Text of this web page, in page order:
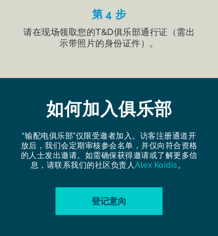
第 4 步
请在现场领取您的T&D俱乐部通行证（需出
示带照片的身份证件）。
如何加入俱乐部
“输配电俱乐部”仅限受邀者加入。访客注册通道开
放后，我们会定期审核参会名单，并仅向符合资格
的人士发出邀请。如需确保获得邀请或了解更多信
息，请联系我们的社区负责人Alex Koidis。
登记意向